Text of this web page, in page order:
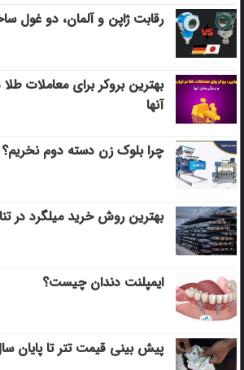
رقابت ژاپن و آلمان، دو غول
بهترین بروکر برای معاملات
آنها
چرا بلوک زن دسته دوم نخریم؟
بهترین روش خرید میلگرد در تناژ
ایمپلنت دندان چیست؟
پیش بینی قیمت تتر تا پایان سال